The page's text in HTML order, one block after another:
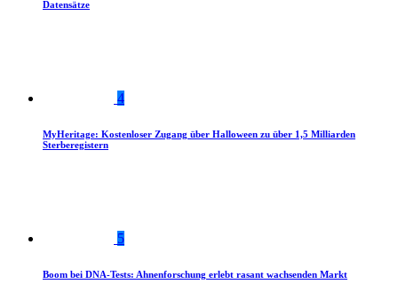
Datensätze
4
MyHeritage: Kostenloser Zugang über Halloween zu über 1,5 Milliarden
Sterberegistern
5
Boom bei DNA-Tests: Ahnenforschung erlebt rasant wachsenden Markt